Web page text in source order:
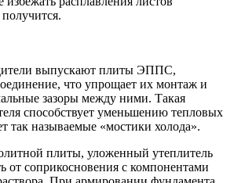
выпускают плиты ЭППС,
что упрощает их монтаж и
зазоры между ними. Такая
способствует уменьшению тепловых
так называемые «мостики холода».
плиты, уложенный утеплитель
от соприкосновения с компонентами